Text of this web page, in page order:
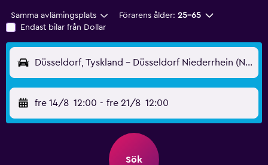
Samma avlämingsplats Förarens ålder: 25-65
Endast bilar från Dollar
Düsseldorf, Tyskland - Düsseldorf Niederrhein (NRN)
fre 14/8 12:00 - fre 21/8 12:00
Sök